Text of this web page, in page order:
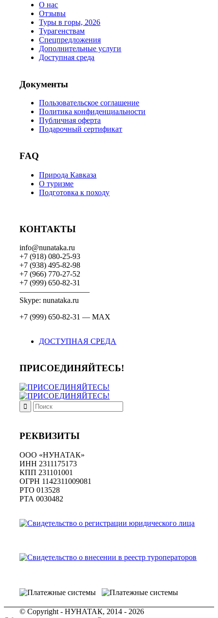
О нас
Отзывы
Туры в горы, 2026
Турагенствам
Спецпредложения
Дополнительные услуги
Доступная среда
Документы
Пользовательское соглашение
Политика конфиденциальности
Публичная оферта
Подарочный сертификат
FAQ
Природа Кавказа
О туризме
Подготовка к походу
КОНТАКТЫ
info@nunataka.ru
+7 (918) 080-25-93
+7 (938) 495-82-98
+7 (966) 770-27-52
+7 (999) 650-82-31
—————————
Skype: nunataka.ru
+7 (999) 650-82-31 — MAX
ДОСТУПНАЯ СРЕДА
ПРИСОЕДИНЯЙТЕСЬ!
РЕКВИЗИТЫ
ООО «НУНАТАК»
ИНН 2311175173
КПП 231101001
ОГРН 1142311009081
PTO 013528
РТА 0030482
© Copyright - НУНАТАК, 2014 - 2026